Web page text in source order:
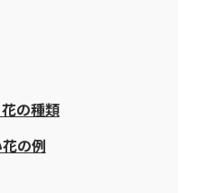
の種類
の例